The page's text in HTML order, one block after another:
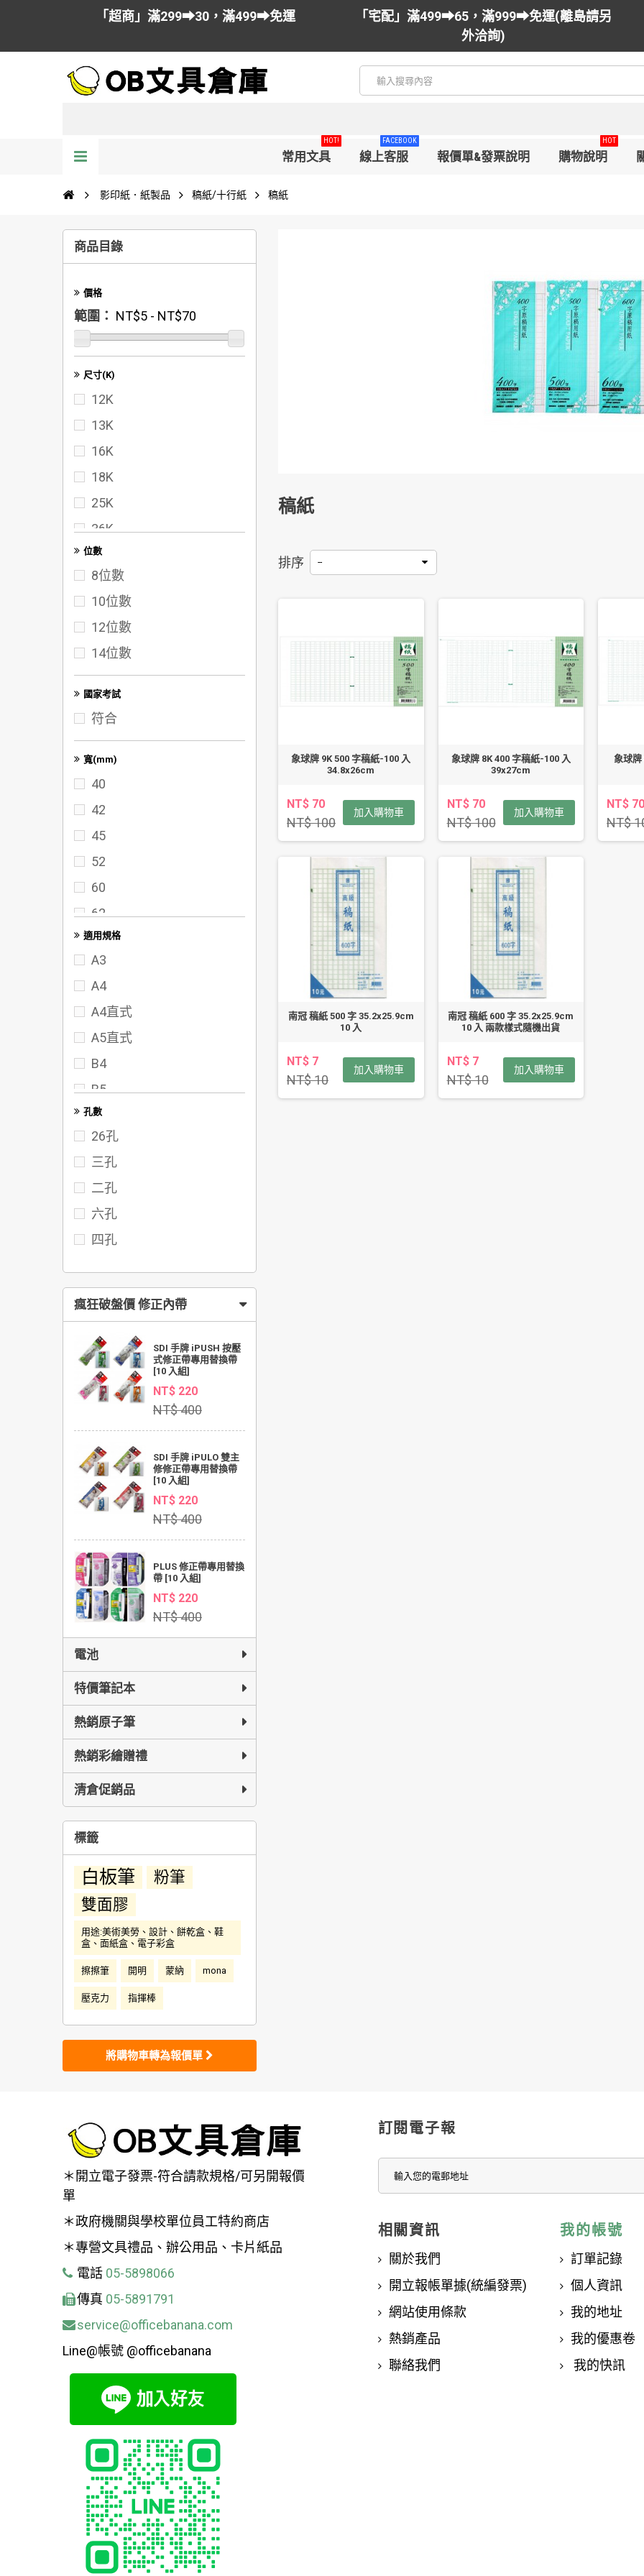
「超商」滿299➡30，滿499➡免運
「宅配」滿499➡65，滿999➡免運(離島請另
外洽詢)
常用文具
HOT!
線上客服
FACEBOOK
報價單&發票說明 購物說明
HOT
影印紙．紙製品 稿紙/十行紙 稿紙
商品目錄
價格
範圍： NT$5 - NT$70
尺寸(K)
12K
13K
16K
18K
25K
36K
40K
50K
60K
72K
100K
位數
8位數
10位數
12位數
14位數
國家考試
符合
寬(mm)
40
42
45
52
60
62
65
70
72
75
80
95
102
117
122
142
適用規格
A3
A4
A4直式
A5直式
B4
B5
FC
孔數
26孔
三孔
二孔
六孔
四孔
瘋狂破盤價 修正內帶
SDI 手牌 iPUSH 按壓
式修正帶專用替換帶
[10 入組]
NT$ 220
NT$ 400
SDI 手牌 iPULO 雙主
修修正帶專用替換帶
[10 入組]
NT$ 220
NT$ 400
PLUS 修正帶專用替換
帶 [10 入組]
NT$ 220
NT$ 400
電池
特價筆記本
熱銷原子筆
熱銷彩繪贈禮
清倉促銷品
標籤
白板筆
粉筆
雙面膠
用途:美術美勞、設計、餅乾盒、鞋
盒、面紙盒、電子彩盒
擦擦筆 開明 蒙納 mona
壓克力 指揮棒
將購物車轉為報價單
稿紙
排序 --
象球牌 9K 500 字稿紙-100 入
34.8x26cm
NT$ 70
NT$ 100
加入購物車
象球牌 8K 400 字稿紙-100 入
39x27cm
NT$ 70
NT$ 100
加入購物車
象球牌
NT$ 70
NT$
南冠 稿紙 500 字 35.2x25.9cm
10 入
NT$ 7
NT$ 10
加入購物車
南冠 稿紙 600 字 35.2x25.9cm
10 入 兩款樣式隨機出貨
NT$ 7
NT$ 10
加入購物車
＊開立電子發票-符合請款規格/可另開報價
單
＊政府機關與學校單位員工特約商店
＊專營文具禮品、辦公用品、卡片紙品
電話 05-5898066
傳真 05-5891791
service@officebanana.com
Line@帳號 @officebanana
訂閱電子報
相關資訊
關於我們
開立報帳單據(統編發票)
網站使用條款
熱銷產品
聯絡我們
我的帳號
訂單記錄
個人資訊
我的地址
我的優惠卷
我的快訊